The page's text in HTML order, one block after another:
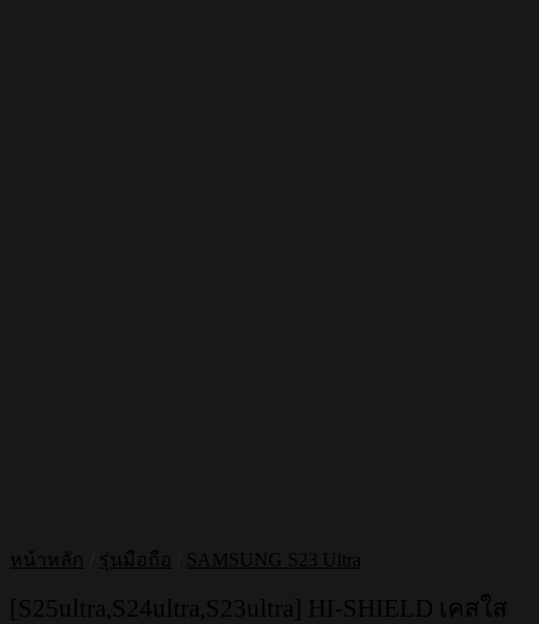
หน้าหลัก รุ่นมือถือ SAMSUNG S23 Ultra
[S25ultra,S24ultra,S23ultra] HI-SHIELD เคสใส